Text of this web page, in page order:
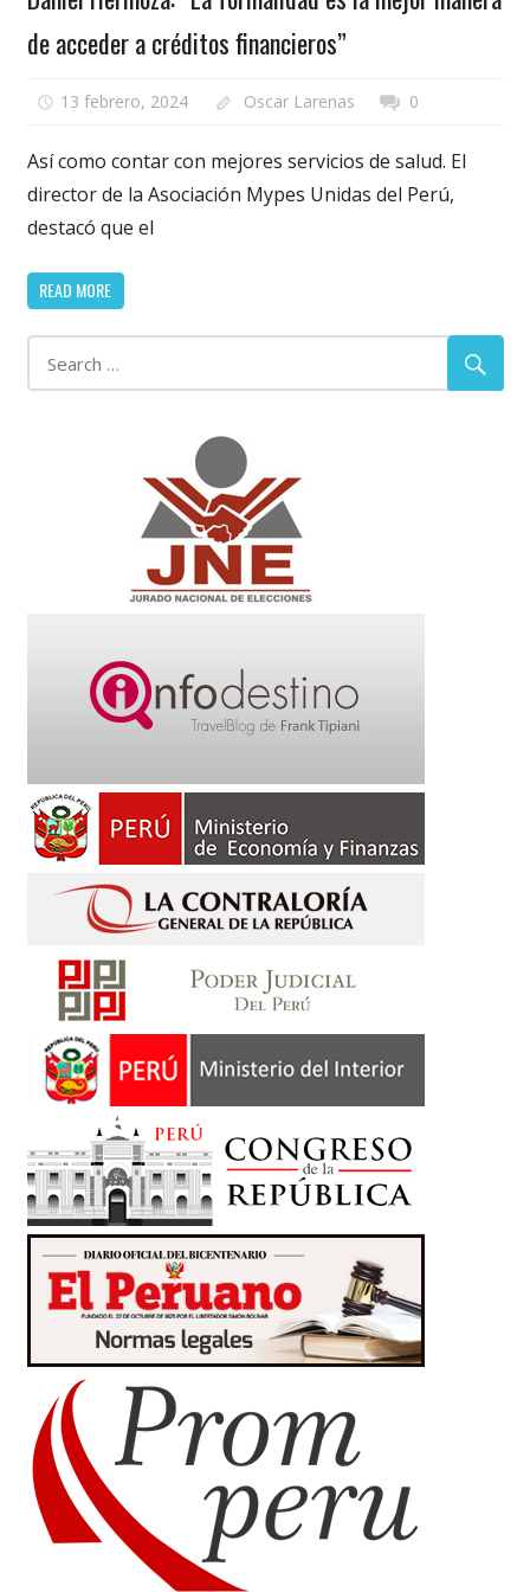
de acceder a créditos financieros”
13 febrero, 2024 Oscar Larenas 0
Así como contar con mejores servicios de salud. El
director de la Asociación Mypes Unidas del Perú,
destacó que el
READ MORE